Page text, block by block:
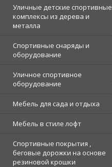
Уличные детские спортивные
комплексы из дерева и
металла
Спортивные снаряды и
оборудование
Уличное спортивное
оборудование
Мебель для сада и отдыха
Мебель в стиле лофт
Спортивные покрытия ,
беговые дорожки на основе
резиновой крошки